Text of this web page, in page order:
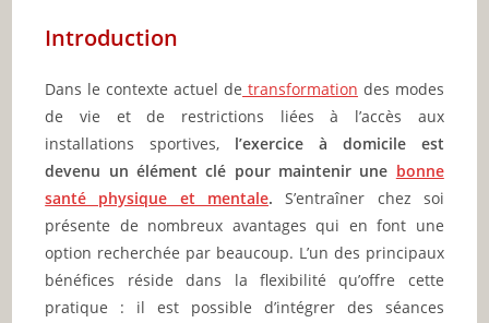
Introduction
Dans le contexte actuel de transformation des modes
de vie et de restrictions liées à l’accès aux
installations sportives, l’exercice à domicile est
devenu un élément clé pour maintenir une bonne
santé physique et mentale. S’entraîner chez soi
présente de nombreux avantages qui en font une
option recherchée par beaucoup. L’un des principaux
bénéfices réside dans la flexibilité qu’offre cette
pratique : il est possible d’intégrer des séances